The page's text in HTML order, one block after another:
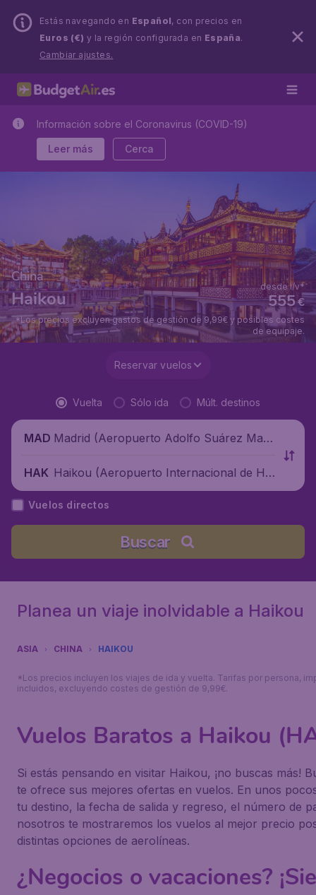
Estás navegando en Español, con precios en
Euros (€) y la región configurada en España.
Cambiar ajustes.
Información sobre el Coronavirus (COVID-19)
Leer más Cerca
China
Haikou €
555
desde i/v*
*Los precios excluyen gastos de gestión de 9,99€ y posibles costes
de equipaje.
Reservar vuelos
Vuelta Sólo ida Múlt. destinos
MAD Madrid (Aeropuerto Adolfo Suárez Madr
HAK Haikou (Aeropuerto Internacional de Hai
kou-Meilan), China
Vuelos directos
Buscar
Planea un viaje inolvidable a Haikou
ASIA CHINA HAIKOU
*Los precios incluyen los viajes de ida y vuelta. Tarifas por persona,
incluidos, excluyendo costes de gestión de 9,99€.
Vuelos Baratos a Haikou
Si estás pensando en visitar Haikou, ¡no buscas más!
te ofrece sus mejores ofertas en vuelos. En unos
tu destino, la fecha de salida y regreso, el número de
nosotros te mostraremos los vuelos al mejor precio
distintas opciones de aerolíneas.
¿Negocios o vacaciones?